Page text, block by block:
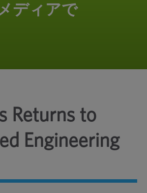
ディアで
Returns to
Engineering